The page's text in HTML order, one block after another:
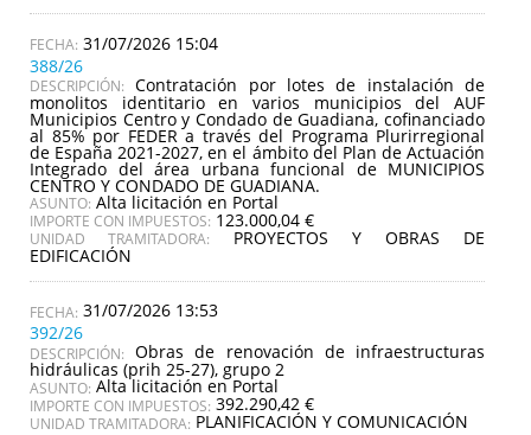
31/07/2026 15:04
388/26
DESCRIPCIÓN: Contratación por lotes de instalación de
monolitos identitario en varios municipios del AUF
Municipios Centro y Condado de Guadiana, cofinanciado
al 85% por FEDER a través del Programa Plurirregional
de España 2021-2027, en el ámbito del Plan de Actuación
Integrado del área urbana funcional de MUNICIPIOS
CENTRO Y CONDADO DE GUADIANA.
ASUNTO: Alta licitación en Portal
IMPORTE CON IMPUESTOS: 123.000,04 €
UNIDAD TRAMITADORA: PROYECTOS Y OBRAS DE
EDIFICACIÓN
31/07/2026 13:53
392/26
DESCRIPCIÓN: Obras de renovación de infraestructuras
hidráulicas (prih 25-27), grupo 2
ASUNTO: Alta licitación en Portal
IMPORTE CON IMPUESTOS: 392.290,42 €
UNIDAD TRAMITADORA: PLANIFICACIÓN Y COMUNICACIÓN